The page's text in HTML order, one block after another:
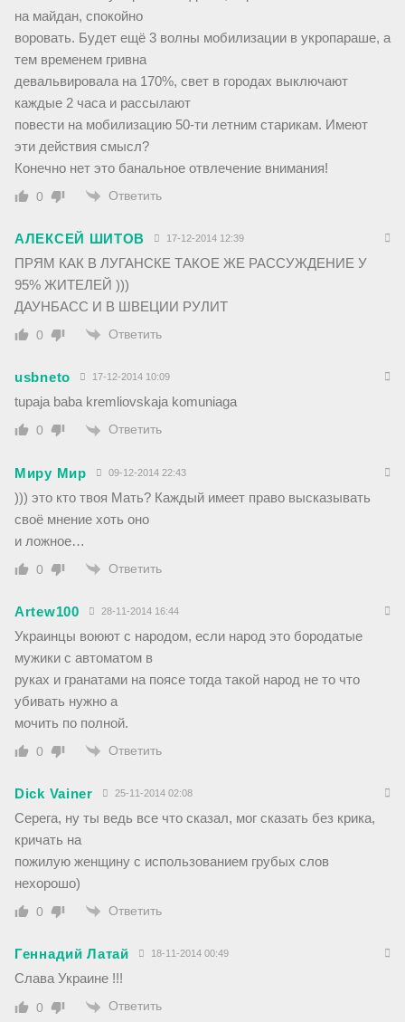
на майдан, спокойно
воровать. Будет ещё 3 волны мобилизации в укропараше, а
тем временем гривна
девальвировала на 170%, свет в городах выключают
каждые 2 часа и рассылают
повести на мобилизацию 50-ти летним старикам. Имеют
эти действия смысл?
Конечно нет это банальное отвлечение внимания!
0 Ответить
АЛЕКСЕЙ ШИТОВ 17-12-2014 12:39
ПРЯМ КАК В ЛУГАНСКЕ ТАКОЕ ЖЕ РАССУЖДЕНИЕ У
95% ЖИТЕЛЕЙ )))
ДАУНБАСС И В ШВЕЦИИ РУЛИТ
0 Ответить
usbneto 17-12-2014 10:09
tupaja baba kremliovskaja komuniaga
0 Ответить
Миру Мир 09-12-2014 22:43
))) это кто твоя Мать? Каждый имеет право высказывать
своё мнение хоть оно
и ложное…
0 Ответить
Artew100 28-11-2014 16:44
Украинцы воюют с народом, если народ это бородатые
мужики с автоматом в
руках и гранатами на поясе тогда такой народ не то что
убивать нужно а
мочить по полной.
0 Ответить
Dick Vainer 25-11-2014 02:08
Серега, ну ты ведь все что сказал, мог сказать без крика,
кричать на
пожилую женщину с использованием грубых слов
нехорошо)
0 Ответить
Геннадий Латай 18-11-2014 00:49
Слава Украине !!!
0 Ответить